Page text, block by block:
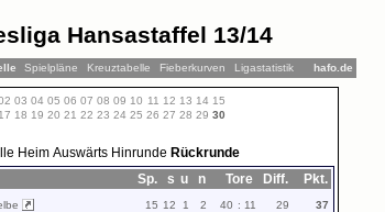
Hansastaffel 13/14
Spielpläne Kreuztabelle Fieberkurven Ligastatistik hafo.de
03 04 05 06 07 08 09 10 11 12 13 14 15
17 18 19 20 21 22 23 24 25 26 27 28 29 30
Heim Auswärts Hinrunde Rückrunde
Sp. s u n Tore Diff. Pkt.
15 12 1 2 40 : 11 29 37